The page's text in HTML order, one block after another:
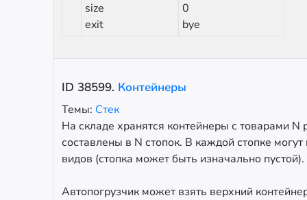
size
exit
0
bye
ID 38599. Контейнеры
Темы: Стек
На складе хранятся контейнеры с товарами
составлены в N стопок. В каждой стопке
видов (стопка может быть изначально пустой).
Автопогрузчик может взять верхний